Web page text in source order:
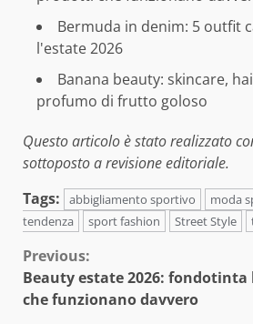
Bermuda in denim: 5 outfit
l'estate 2026
Banana beauty: skincare,
profumo di frutto goloso
Questo articolo è stato realizzato
sottoposto a revisione editoriale.
Tags:
abbigliamento sportivo moda
tendenza
sport fashion Street Style
Continue
Reading
Previous:
Beauty estate 2026:
che funzionano davvero